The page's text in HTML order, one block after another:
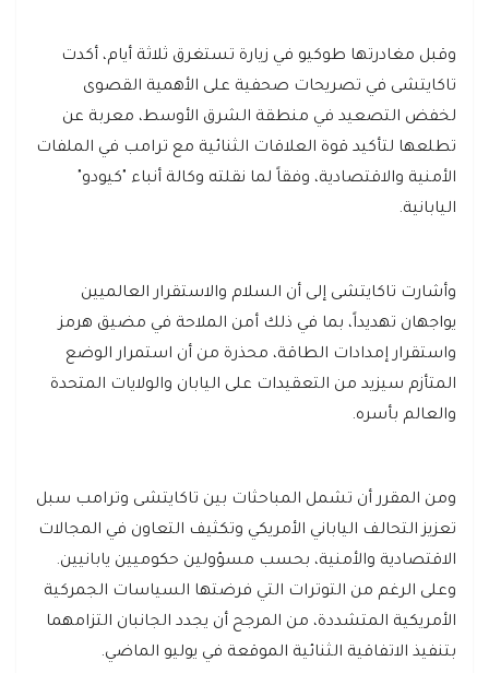
وقبل مغادرتها طوكيو في زيارة تستغرق ثلاثة أيام، أكدت
تاكايتشى في تصريحات صحفية على الأهمية القصوى
لخفض التصعيد في منطقة الشرق الأوسط، معربة عن
تطلعها لتأكيد قوة العلاقات الثنائية مع ترامب في الملفات
الأمنية والاقتصادية، وفقاً لما نقلته وكالة أنباء "كيودو"
اليابانية.
وأشارت تاكايتشى إلى أن السلام والاستقرار العالميين
يواجهان تهديداً، بما في ذلك أمن الملاحة في مضيق هرمز
واستقرار إمدادات الطاقة، محذرة من أن استمرار الوضع
المتأزم سيزيد من التعقيدات على اليابان والولايات المتحدة
والعالم بأسره.
ومن المقرر أن تشمل المباحثات بين تاكايتشى وترامب سبل
تعزيز التحالف الياباني الأمريكي وتكثيف التعاون في المجالات
الاقتصادية والأمنية، بحسب مسؤولين حكوميين يابانيين.
وعلى الرغم من التوترات التي فرضتها السياسات الجمركية
الأمريكية المتشددة، من المرجح أن يجدد الجانبان التزامهما
بتنفيذ الاتفاقية الثنائية الموقعة في يوليو الماضي.